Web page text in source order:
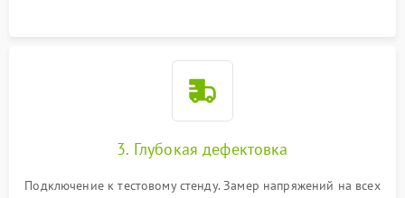
3. Глубокая дефектовка
Подключение к тестовому стенду. Замер напряжений на всех